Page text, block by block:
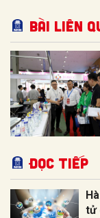
Bài liên
Đọc tiếp
tử